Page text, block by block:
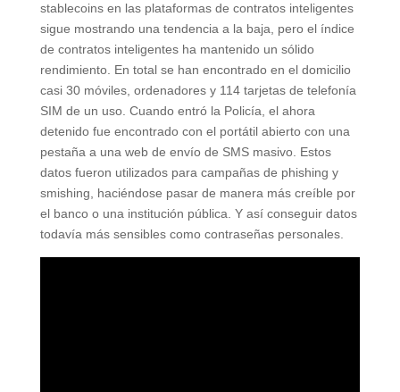
stablecoins en las plataformas de contratos inteligentes
sigue mostrando una tendencia a la baja, pero el índice
de contratos inteligentes ha mantenido un sólido
rendimiento. En total se han encontrado en el domicilio
casi 30 móviles, ordenadores y 114 tarjetas de telefonía
SIM de un uso. Cuando entró la Policía, el ahora
detenido fue encontrado con el portátil abierto con una
pestaña a una web de envío de SMS masivo. Estos
datos fueron utilizados para campañas de phishing y
smishing, haciéndose pasar de manera más creíble por
el banco o una institución pública. Y así conseguir datos
todavía más sensibles como contraseñas personales.